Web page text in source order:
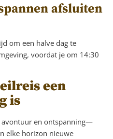
afsluiten
om een halve dag te
voordat je om 14:30
een
is
avontuur en ontspanning—
elke horizon nieuwe